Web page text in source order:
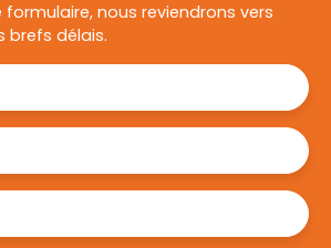
formulaire, nous reviendrons vers
brefs délais.